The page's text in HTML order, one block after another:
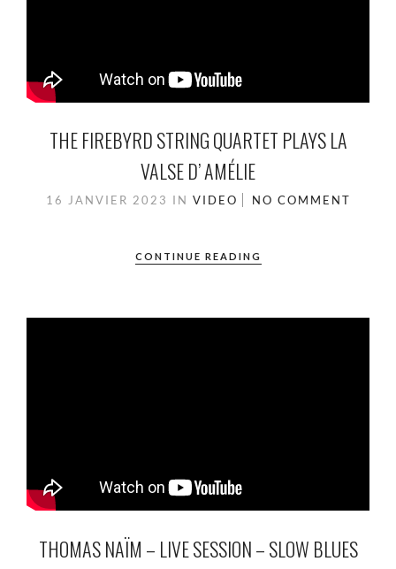
THE FIREBYRD STRING QUARTET PLAYS LA
VALSE D’ AMÉLIE
16 JANVIER 2023 IN VIDEO NO COMMENT
CONTINUE READING
THOMAS NAÏM – LIVE SESSION – SLOW BLUES